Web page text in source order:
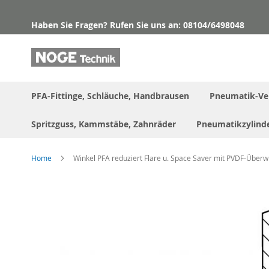
zum
Inhalt
Haben Sie Fragen? Rufen Sie uns an: 08104/6498048
PFA-Fittinge, Schläuche, Handbrausen
Pneumatik-
Spritzguss, Kammstäbe, Zahnräder
Home Winkel PFA reduziert Flare u. Space Saver mit PVDF-